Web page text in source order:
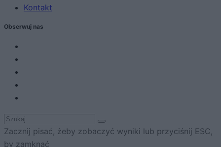
Kontakt
Obserwuj nas
Zacznij pisać, żeby zobaczyć wyniki lub przyciśnij ESC,
by zamknąć